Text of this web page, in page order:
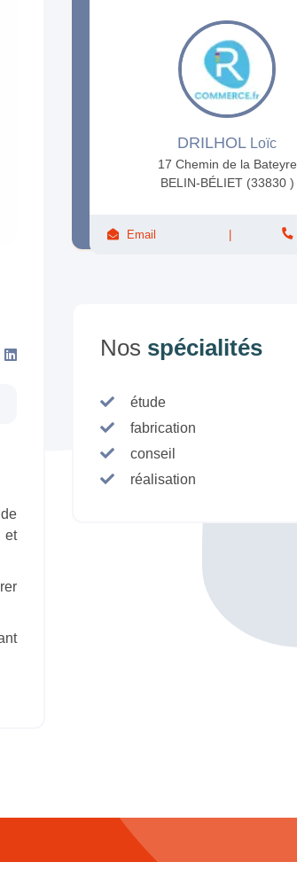
et
DRILHOL Loïc
17 Chemin de la Bateyre
BELIN-BÉLIET (33830 )
Email
Nos spécialités
étude
fabrication
conseil
réalisation